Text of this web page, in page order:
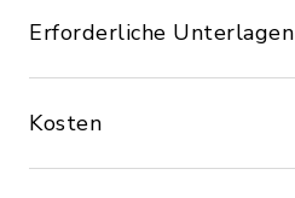
Erforderliche Unterlagen
Kosten